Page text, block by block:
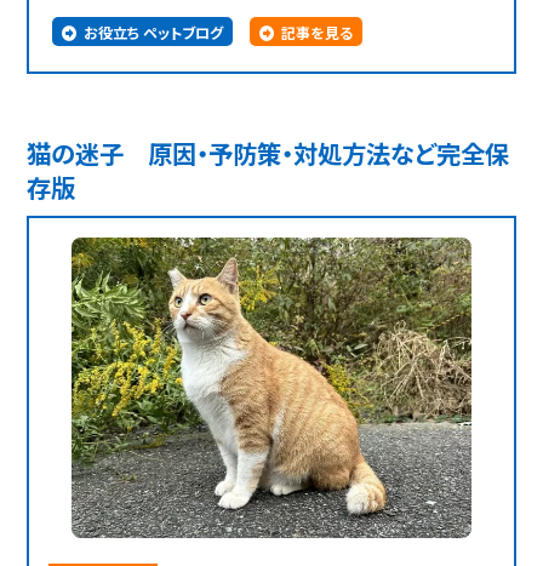
お役立ち ペットブログ 記事を見る
猫の迷子 原因・予防策・対処方法など完全保
存版